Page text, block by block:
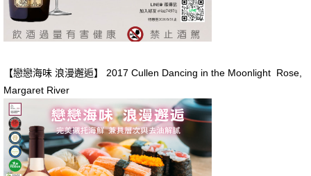
【戀戀海味 浪漫邂逅】 2017 Cullen Dancing in the Moonlight Rose,
Margaret River